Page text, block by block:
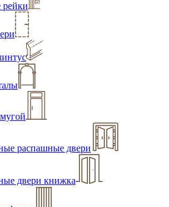
рейки
распашные двери
двери книжка